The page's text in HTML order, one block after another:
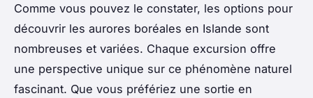
Comme vous pouvez le constater, les options pour
découvrir les aurores boréales en Islande sont
nombreuses et variées. Chaque excursion offre
une perspective unique sur ce phénomène naturel
fascinant. Que vous préfériez une sortie en